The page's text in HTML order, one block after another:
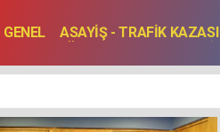
ASAYİŞ - TRAFİK KAZASI